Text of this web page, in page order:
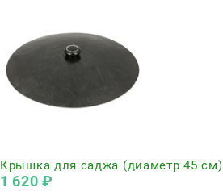
Крышка для саджа (диаметр 45 см)
1 620 ₽